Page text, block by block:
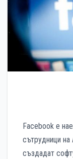
Facebook е
сътрудници на
създадат